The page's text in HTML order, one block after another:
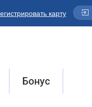
карту
Бонус